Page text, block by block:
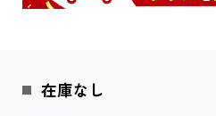
在庫なし